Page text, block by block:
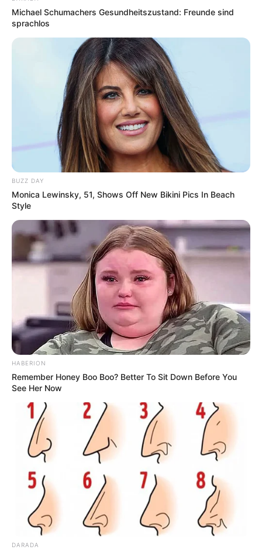
Michael Schumachers Gesundheitszustand: Freunde sind
sprachlos
BUZZ DAY
Monica Lewinsky, 51, Shows Off New Bikini Pics In Beach
Style
HABERION
Remember Honey Boo Boo? Better To Sit Down Before You
See Her Now
DARADA